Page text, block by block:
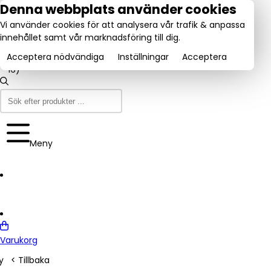
tel:
160840
(9-12
& 13-
16)
Trustpilot
Utmärkt:
4.6/5
Meny
Varukorg
< Tillbaka
Denna webbplats använder cookies
Vi använder cookies för att analysera vår trafik & anpassa
innehållet samt vår marknadsföring till dig.
Acceptera nödvändiga
Inställningar Acceptera